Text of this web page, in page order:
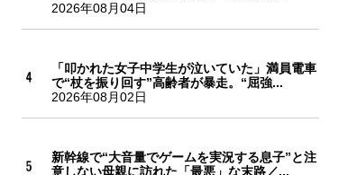
2026年08月04日
「叩かれた女子中学生が泣いていた」満員電車
で“杖を振り回す”高齢者が暴走。“屈強...
2026年08月02日
新幹線で“大音量でゲームを実況する息子”と注
意しない母親に訪れた「最悪」な末路／...